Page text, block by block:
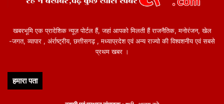
खबरभूमि एक प्रादेशिक न्यूज़ पोर्टल हैं, जहां आपको मिलती हैं राजनैतिक, मनोरंजन, खेल
-जगत, व्यापार , अंर्राष्ट्रीय, छत्तीसगढ़ , मध्याप्रदेश एवं अन्य राज्यो की विश्वशनीय एवं सबसे
प्रथम खबर ।
हमारा पता